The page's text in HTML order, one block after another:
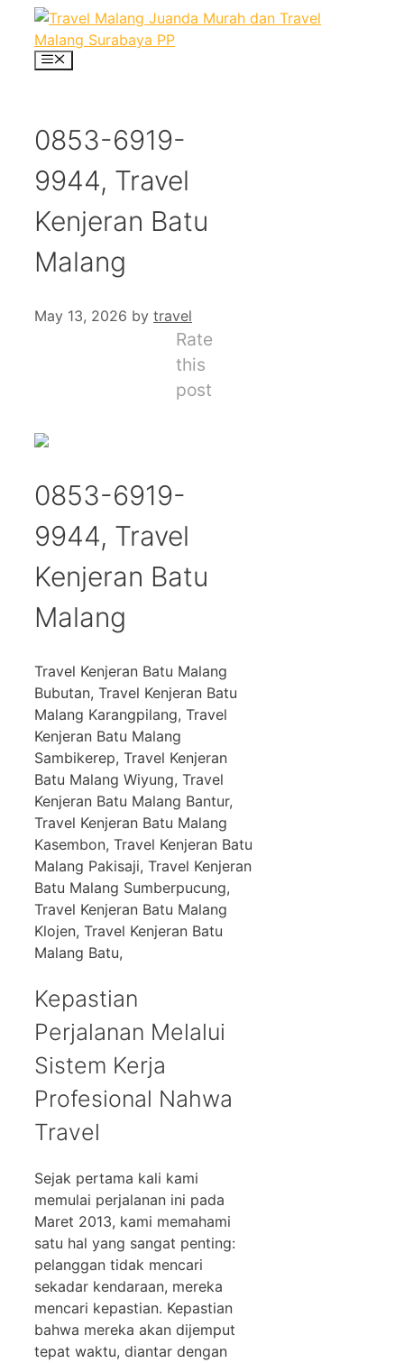
Skip
content Menu
0853-6919-
9944, Travel
Kenjeran Batu
Malang
May 13, 2026 by travel
Rate
this
post
0853-6919-
9944, Travel
Kenjeran Batu
Malang
Travel Kenjeran Batu Malang
Bubutan, Travel Kenjeran Batu
Malang Karangpilang, Travel
Kenjeran Batu Malang
Sambikerep, Travel Kenjeran
Batu Malang Wiyung, Travel
Kenjeran Batu Malang Bantur,
Travel Kenjeran Batu Malang
Kasembon, Travel Kenjeran Batu
Malang Pakisaji, Travel Kenjeran
Batu Malang Sumberpucung,
Travel Kenjeran Batu Malang
Klojen, Travel Kenjeran Batu
Malang Batu,
Kepastian
Perjalanan Melalui
Sistem Kerja
Profesional Nahwa
Travel
Sejak pertama kali kami
memulai perjalanan ini pada
Maret 2013, kami memahami
satu hal yang sangat penting:
pelanggan tidak mencari
sekadar kendaraan, mereka
mencari kepastian. Kepastian
bahwa mereka akan dijemput
tepat waktu, diantar dengan